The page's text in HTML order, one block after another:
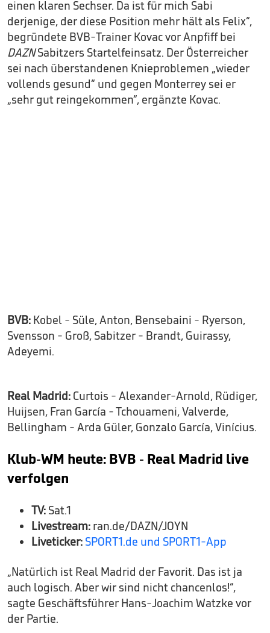
einen klaren Sechser. Da ist für mich Sabi
derjenige, der diese Position mehr hält als Felix“,
begründete BVB-Trainer Kovac vor Anpfiff bei
DAZNSabitzers Startelfeinsatz. Der Österreicher
sei nach überstandenen Knieproblemen „wieder
vollends gesund“ und gegen Monterrey sei er
„sehr gut reingekommen“, ergänzte Kovac.
BVB: Kobel - Süle, Anton, Bensebaini - Ryerson,
Svensson - Groß, Sabitzer - Brandt, Guirassy,
Adeyemi.
Real Madrid: Curtois - Alexander-Arnold, Rüdiger,
Huijsen, Fran García - Tchouameni, Valverde,
Bellingham - Arda Güler, Gonzalo García, Vinícius.
Klub-WM heute: BVB - Real Madrid live
verfolgen
TV: Sat.1
Livestream: ran.de/DAZN/JOYN
Liveticker: SPORT1.de und SPORT1-App
„Natürlich ist Real Madrid der Favorit. Das ist ja
auch logisch. Aber wir sind nicht chancenlos!“,
sagte Geschäftsführer Hans-Joachim Watzke vor
der Partie.